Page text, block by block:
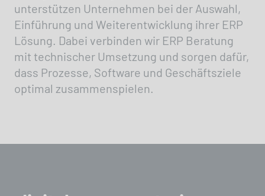
unterstützen Unternehmen bei der Auswahl,
Einführung und Weiterentwicklung ihrer ERP
Lösung. Dabei verbinden wir ERP Beratung
mit technischer Umsetzung und sorgen dafür,
dass Prozesse, Software und Geschäftsziele
optimal zusammenspielen.